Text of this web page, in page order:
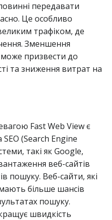
передавати
Це особливо
трафіком, де
Зменшення
призвести до
та зниження витрат на
Fast Web View є
(Search Engine
такі як Google,
веб-сайтів
пошуку. Веб-сайти, які
більше шансів
пошуку.
швидкість